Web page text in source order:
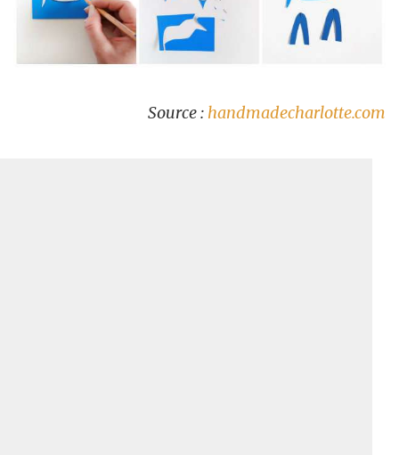
Source : handmadecharlotte.com